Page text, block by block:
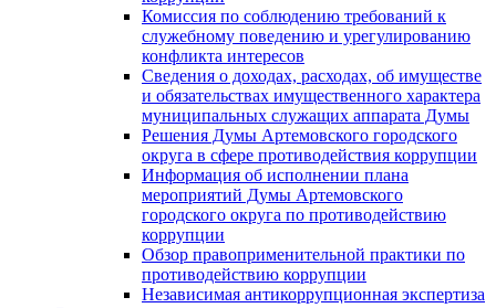
Комиссия по соблюдению требований к
служебному поведению и урегулированию
конфликта интересов
Сведения о доходах, расходах, об имуществе
и обязательствах имущественного характера
муниципальных служащих аппарата Думы
Решения Думы Артемовского городского
округа в сфере противодействия коррупции
Информация об исполнении плана
мероприятий Думы Артемовского
городского округа по противодействию
коррупции
Обзор правоприменительной практики по
противодействию коррупции
Независимая антикоррупционная экспертиза